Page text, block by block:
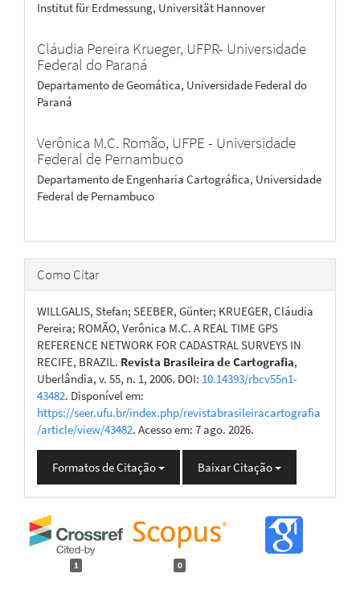
Institut für Erdmessung, Universität Hannover
Cláudia Pereira Krueger, UFPR- Universidade
Federal do Paraná
Departamento de Geomática, Universidade Federal do
Paraná
Verônica M.C. Romão, UFPE - Universidade
Federal de Pernambuco
Departamento de Engenharia Cartográfica, Universidade
Federal de Pernambuco
Como Citar
WILLGALIS, Stefan; SEEBER, Günter; KRUEGER, Cláudia
Pereira; ROMÃO, Verônica M.C. A REAL TIME GPS
REFERENCE NETWORK FOR CADASTRAL SURVEYS IN
RECIFE, BRAZIL. Revista Brasileira de Cartografia,
Uberlândia, v. 55, n. 1, 2006. DOI: 10.14393/rbcv55n1-
43482. Disponível em:
https://seer.ufu.br/index.php/revistabrasileiracartografia
/article/view/43482. Acesso em: 7 ago. 2026.
Formatos de Citação Baixar Citação
1 0